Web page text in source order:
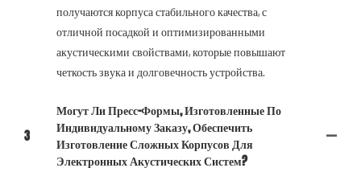
получаются корпуса стабильного качества, с
отличной посадкой и оптимизированными
акустическими свойствами, которые повышают
четкость звука и долговечность устройства.
3
Могут Ли Пресс-Формы, Изготовленные По
Индивидуальному Заказу, Обеспечить
Изготовление Сложных Корпусов Для
Электронных Акустических Систем?